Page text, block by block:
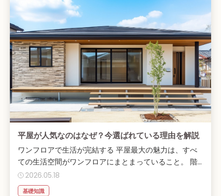
平屋が人気なのはなぜ？今選ばれている理由を解説
ワンフロアで生活が完結する 平屋最大の魅力は、すべ
ての生活空間がワンフロアにまとまっていること。 階...
2026.05.18
基礎知識